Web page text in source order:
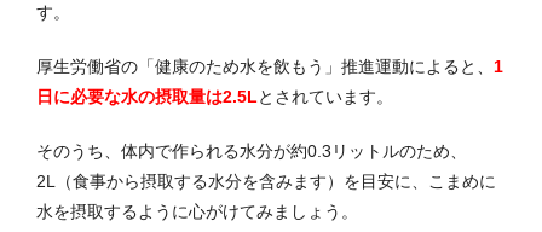
す。
厚生労働省の「健康のため水を飲もう」推進運動によると、 1
日に必要な水の摂取量は2.5Lとされています。
そのうち、体内で作られる水分が約0.3リットルのため、
2L（食事から摂取する水分を含みます）を目安に、こまめに
水を摂取するように心がけてみましょう。